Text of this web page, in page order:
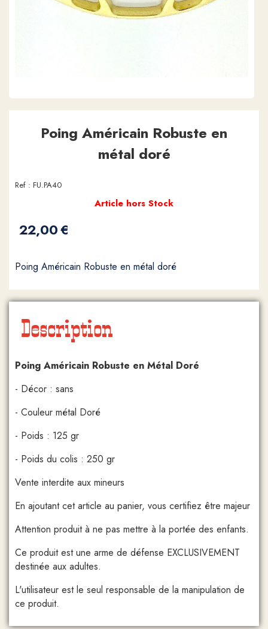
Poing Américain Robuste en
métal doré
Ref : FU.PA40
22,00€
Article hors Stock
Poing Américain Robuste en métal doré
Description
Poing Américain Robuste en Métal Doré
- Décor : sans
- Couleur métal Doré
- Poids : 125 gr
- Poids du colis : 250 gr
Vente interdite aux mineurs
En ajoutant cet article au panier, vous certifiez être majeur
Attention produit à ne pas mettre à la portée des enfants.
Ce produit est une arme de défense EXCLUSIVEMENT
destinée aux adultes.
L'utilisateur est le seul responsable de la manipulation de
ce produit.